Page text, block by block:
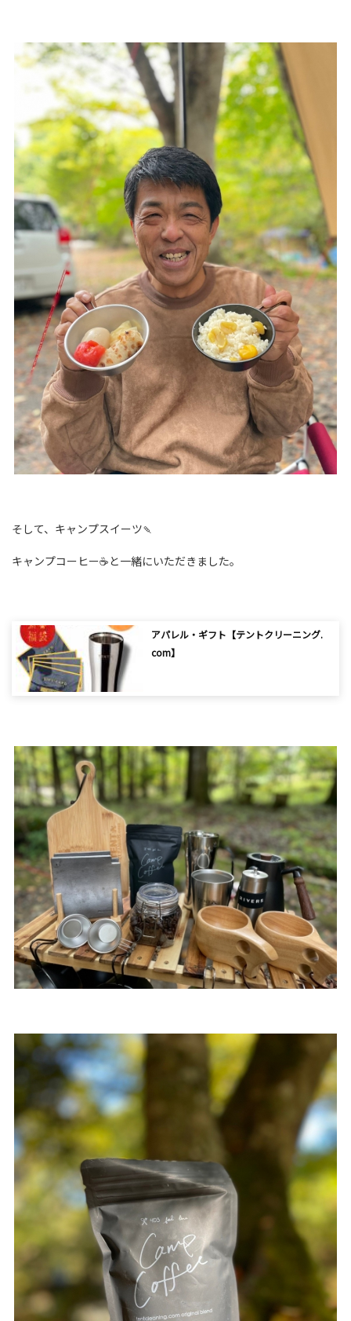
そして、キャンプスイーツ🍡
キャンプコーヒー☕️と一緒にいただきました。
アパレル・ギフト【テントクリーニング.
com】